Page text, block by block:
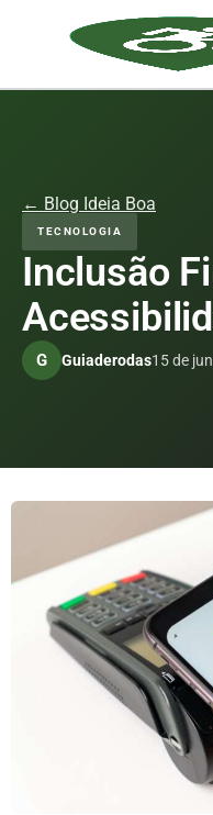
← Blog Ideia Boa
TECNOLOGIA
Inclusão
G Guiaderodas15 de